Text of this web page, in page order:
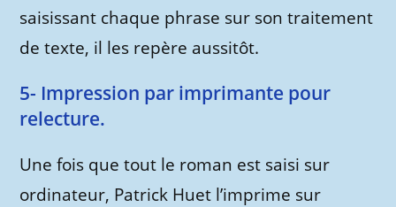
saisissant chaque phrase sur son traitement
de texte, il les repère aussitôt.
5- Impression par imprimante pour
relecture.
Une fois que tout le roman est saisi sur
ordinateur, Patrick Huet l’imprime sur